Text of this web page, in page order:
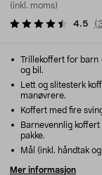
(inkl. moms)
4.5 (
Trillekoffert for barn
og bil.
Lett og slitesterk
manøvrere.
Koffert med fire
Barnevennlig
pakke.
Mål (inkl. håndtak
Mer informasjon